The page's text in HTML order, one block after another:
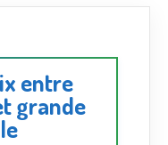
entre
grande